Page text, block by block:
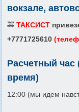
вокзале,
🚕 ТАКСИСТ
+7771725610
Расчетный час
время)
12:00 (мы идем